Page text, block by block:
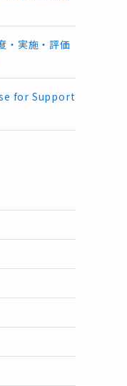
・実施・評価
for Support